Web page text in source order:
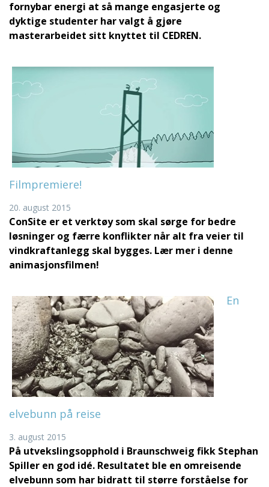
fornybar energi at så mange engasjerte og
dyktige studenter har valgt å gjøre
masterarbeidet sitt knyttet til CEDREN.
Filmpremiere!
20. august 2015
ConSite er et verktøy som skal sørge for bedre
løsninger og færre konflikter når alt fra veier til
vindkraftanlegg skal bygges. Lær mer i denne
animasjonsfilmen!
En
elvebunn på reise
3. august 2015
På utvekslingsopphold i Braunschweig fikk Stephan
Spiller en god idé. Resultatet ble en omreisende
elvebunn som har bidratt til større forståelse for